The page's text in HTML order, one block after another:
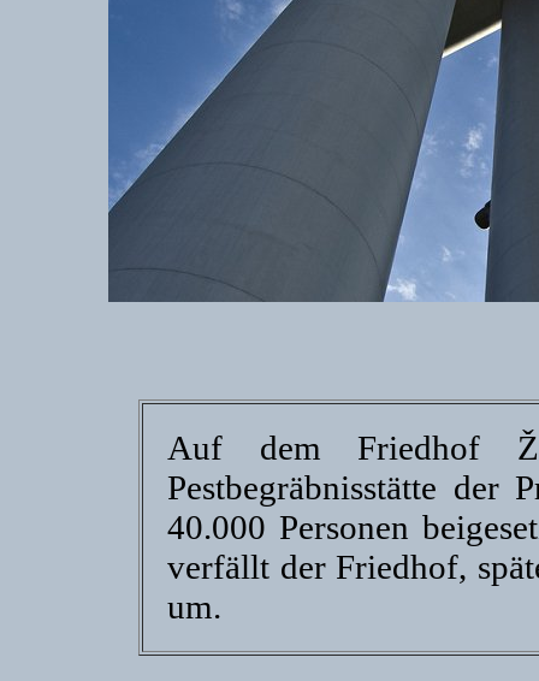
Auf dem Friedhof
Pestbegräbnisstätte der
40.000 Personen
verfällt der Friedhof,
um.